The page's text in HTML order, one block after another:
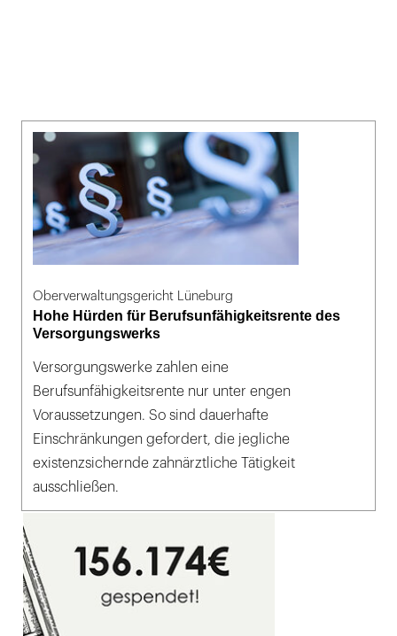
Oberverwaltungsgericht Lüneburg
Hohe Hürden für Berufsunfähigkeitsrente des
Versorgungswerks
Versorgungswerke zahlen eine
Berufsunfähigkeitsrente nur unter engen
Voraussetzungen. So sind dauerhafte
Einschränkungen gefordert, die jegliche
existenzsichernde zahnärztliche Tätigkeit
ausschließen.